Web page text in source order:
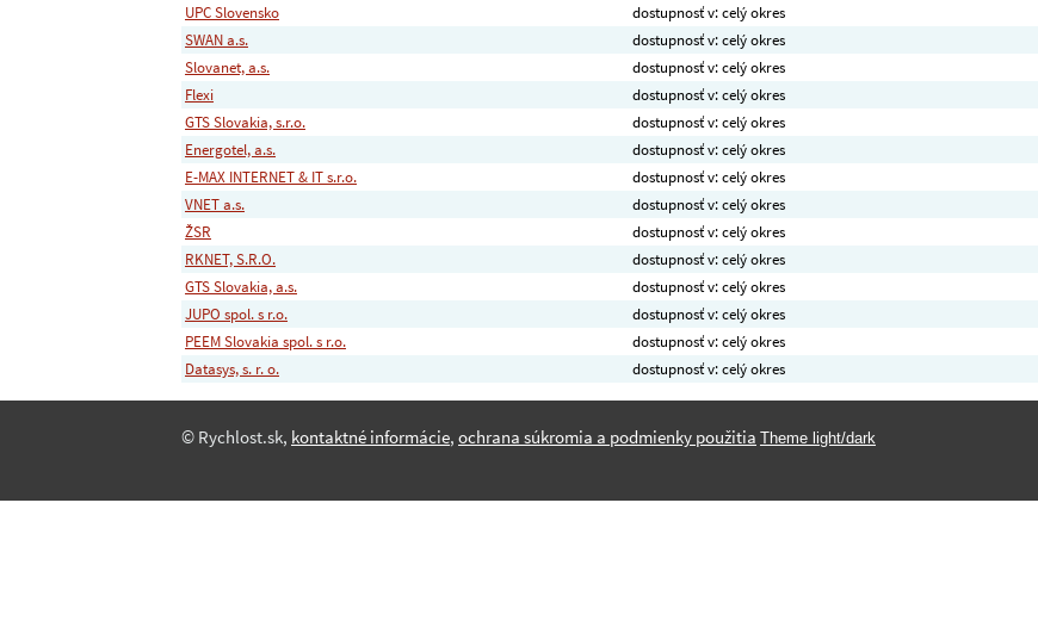
UPC Slovensko
dostupnosť v: celý okres
SWAN a.s.
dostupnosť v: celý okres
Slovanet, a.s.
dostupnosť v: celý okres
Flexi
dostupnosť v: celý okres
GTS Slovakia, s.r.o.
dostupnosť v: celý okres
Energotel, a.s.
dostupnosť v: celý okres
E-MAX INTERNET & IT s.r.o.
dostupnosť v: celý okres
VNET a.s.
dostupnosť v: celý okres
ŽSR
dostupnosť v: celý okres
RKNET, S.R.O.
dostupnosť v: celý okres
GTS Slovakia, a.s.
dostupnosť v: celý okres
JUPO spol. s r.o.
dostupnosť v: celý okres
PEEM Slovakia spol. s r.o.
dostupnosť v: celý okres
Datasys, s. r. o.
dostupnosť v: celý okres
© Rychlost.sk, kontaktné informácie, ochrana súkromia a podmienky použitia Theme light/dark